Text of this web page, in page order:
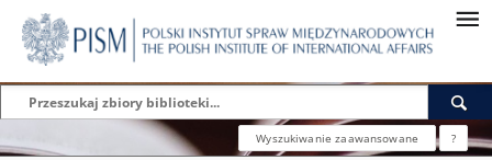
Wyszukiwanie zaawansowane ?